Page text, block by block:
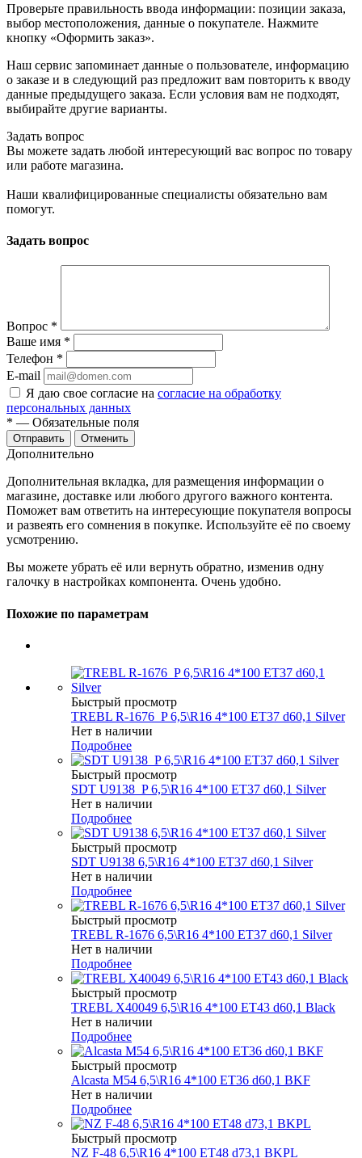
Проверьте правильность ввода информации: позиции заказа,
выбор местоположения, данные о покупателе. Нажмите
кнопку «Оформить заказ».
Наш сервис запоминает данные о пользователе, информацию
о заказе и в следующий раз предложит вам повторить к вводу
данные предыдущего заказа. Если условия вам не подходят,
выбирайте другие варианты.
Задать вопрос
Вы можете задать любой интересующий вас вопрос по товару
или работе магазина.
Наши квалифицированные специалисты обязательно вам
помогут.
Задать вопрос
Вопрос *
Ваше имя *
Телефон *
E-mail
Я даю свое согласие на согласие на обработку
персональных данных
* — Обязательные поля
Отменить
Дополнительно
Дополнительная вкладка, для размещения информации о
магазине, доставке или любого другого важного контента.
Поможет вам ответить на интересующие покупателя вопросы
и развеять его сомнения в покупке. Используйте её по своему
усмотрению.
Вы можете убрать её или вернуть обратно, изменив одну
галочку в настройках компонента. Очень удобно.
Похожие по параметрам
Быстрый просмотр
TREBL R-1676_P 6,5\R16 4*100 ET37 d60,1 Silver
Нет в наличии
Подробнее
Быстрый просмотр
SDT U9138_P 6,5\R16 4*100 ET37 d60,1 Silver
Нет в наличии
Подробнее
Быстрый просмотр
SDT U9138 6,5\R16 4*100 ET37 d60,1 Silver
Нет в наличии
Подробнее
Быстрый просмотр
TREBL R-1676 6,5\R16 4*100 ET37 d60,1 Silver
Нет в наличии
Подробнее
Быстрый просмотр
TREBL X40049 6,5\R16 4*100 ET43 d60,1 Black
Нет в наличии
Подробнее
Быстрый просмотр
Alcasta M54 6,5\R16 4*100 ET36 d60,1 BKF
Нет в наличии
Подробнее
Быстрый просмотр
NZ F-48 6,5\R16 4*100 ET48 d73,1 BKPL